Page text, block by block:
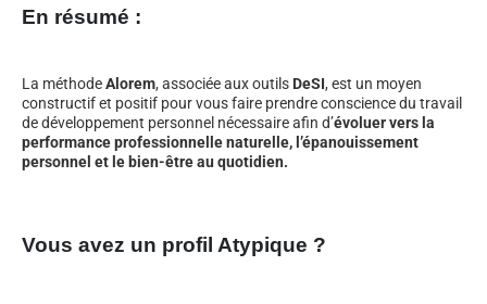
En résumé :
La méthodeAlorem, associée aux outils DeSI, est un moyen
constructif et positif pour vous faire prendre conscience du travail
de développement personnel nécessaire afin d’évoluer vers la
performance professionnelle naturelle, l’épanouissement
personnel et le bien-être au quotidien.
Vous avez un profil Atypique ?